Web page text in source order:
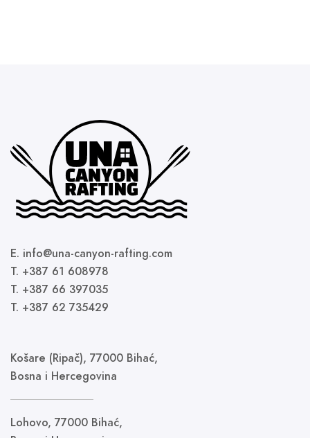
E. info@una-canyon-rafting.com
T. +387 61 608978
T. +387 66 397035
T. +387 62 735429
Košare (Ripač), 77000 Bihać,
Bosna i Hercegovina
Lohovo, 77000 Bihać,